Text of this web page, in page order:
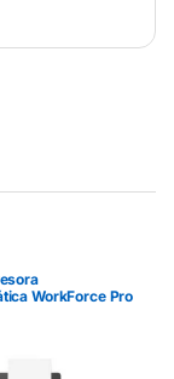
WorkForce Pro